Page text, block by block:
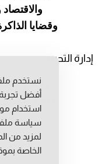
وقضايا
إدارة التحرير
رئيس
رئيس
مديرة
نستخدم
أفضل
استخدام
سياسة
لمزيد من
الخاصة